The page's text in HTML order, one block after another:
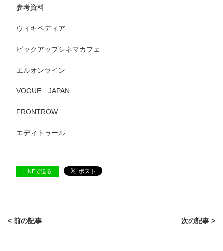
参考資料
ウィキペディア
ピックアップシネマカフェ
エルオンライン
VOGUE JAPAN
FRONTROW
エディトゥール
LINEで送る
< 前の記事 次の記事 >